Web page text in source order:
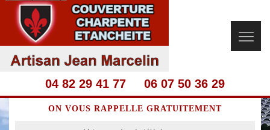
04 82 29 41 77 06 07 50 36 29
ON VOUS RAPPELLE GRATUITEMENT